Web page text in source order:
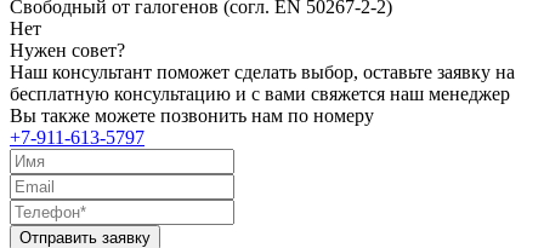
Свободный от галогенов (согл. EN 50267-2-2)
Нет
Нужен совет?
Наш консультант поможет сделать выбор, оставьте заявку на
бесплатную консультацию и с вами свяжется наш менеджер
Вы также можете позвонить нам по номеру
+7-911-613-5797
Отправить заявку